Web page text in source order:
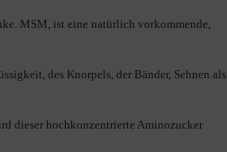
MSM, ist eine natürlich vorkommende,
des Knorpels, der Bänder, Sehnen als
dieser hochkonzentrierte Aminozucker